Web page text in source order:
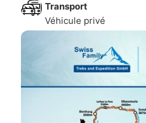
Transport
Véhicule privé